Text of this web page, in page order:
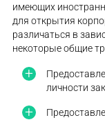
имеющих
для открытия
различаться в
некоторые общие
личности